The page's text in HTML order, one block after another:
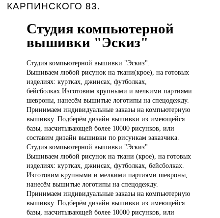
КАРПИНСКОГО 83.
Студия компьютерной
вышивки "Эскиз"
Студия компьютернойвышивки "Эскиз".
Вышиваем любой рисунок на ткани(крое), на готовых
изделиях: куртках, джинсах, футболках,
бейсболках.Изготовим крупными и мелкими партиями
шевроны, нанесём вышитые логотипы на спецодежду.
Принимаем индивидуальные заказы на компьютерную
вышивку. Подберём дизайн вышивки из имеющейся
базы, насчитывающей более 10000 рисунков, или
составим дизайн вышивки по рисункам заказчика.
Студия компьютерной вышивки "Эскиз".
Вышиваем любой рисунок на ткани (крое), на готовых
изделиях: куртках, джинсах, футболках, бейсболках.
Изготовим крупными и мелкими партиями шевроны,
нанесём вышитые логотипы на спецодежду.
Принимаем индивидуальные заказы на компьютерную
вышивку. Подберём дизайн вышивки из имеющейся
базы, насчитывающей более 10000 рисунков, или